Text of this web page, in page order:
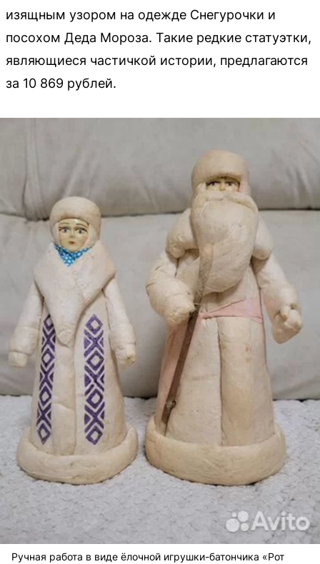
изящным узором на одежде Снегурочки и
посохом Деда Мороза. Такие редкие статуэтки,
являющиеся частичкой истории, предлагаются
за 10 869 рублей.
Ручная работа в виде ёлочной игрушки-батончика «Рот